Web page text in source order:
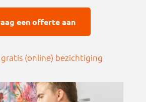
een offerte aan
gratis (online) bezichtiging